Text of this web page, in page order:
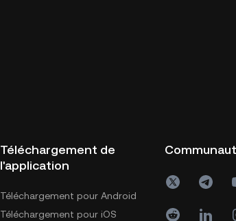
Téléchargement de
l'application
Téléchargement pour Android
Téléchargement pour iOS